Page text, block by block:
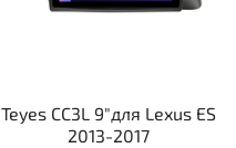
Teyes CC3L 9"для Lexus ES
2013-2017